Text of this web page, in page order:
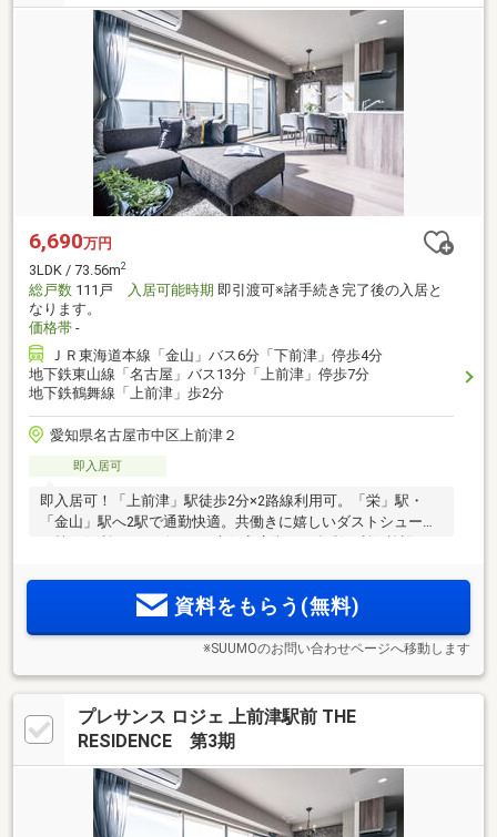
6,690万円
3LDK / 73.56m2
総戸数 111戸 入居可能時期 即引渡可※諸手続き完了後の入居と
なります。
価格帯 -
ＪＲ東海道本線「金山」バス6分「下前津」停歩4分
地下鉄東山線「名古屋」バス13分「上前津」停歩7分
地下鉄鶴舞線「上前津」歩2分
愛知県名古屋市中区上前津２
即入居可
即入居可！「上前津」駅徒歩2分×2路線利用可。「栄」駅・
「金山」駅へ2駅で通勤快適。共働きに嬉しいダストシュータ
資料をもらう(無料)
※SUUMOのお問い合わせページへ移動します
プレサンス ロジェ 上前津駅前 THE
RESIDENCE 第3期